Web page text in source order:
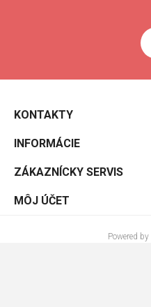
KONTAKTY
INFORMÁCIE
ZÁKAZNÍCKY SERVIS
MÔJ ÚČET
Powered by